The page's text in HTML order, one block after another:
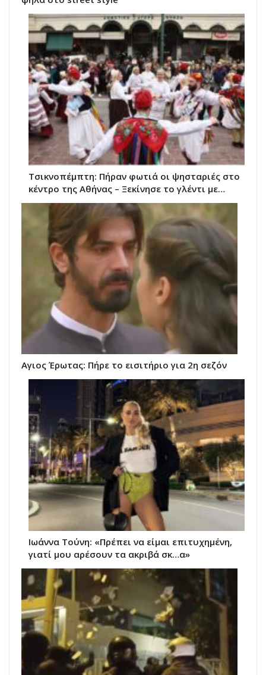
Τσικνοπέμπτη: Πήραν φωτιά οι ψησταριές στο
κέντρο της Αθήνας – Ξεκίνησε το γλέντι με…
Αγιος Έρωτας: Πήρε το εισιτήριο για 2η σεζόν
Ιωάννα Τούνη: «Πρέπει να είμαι επιτυχημένη,
γιατί μου αρέσουν τα ακριβά σκ…α»